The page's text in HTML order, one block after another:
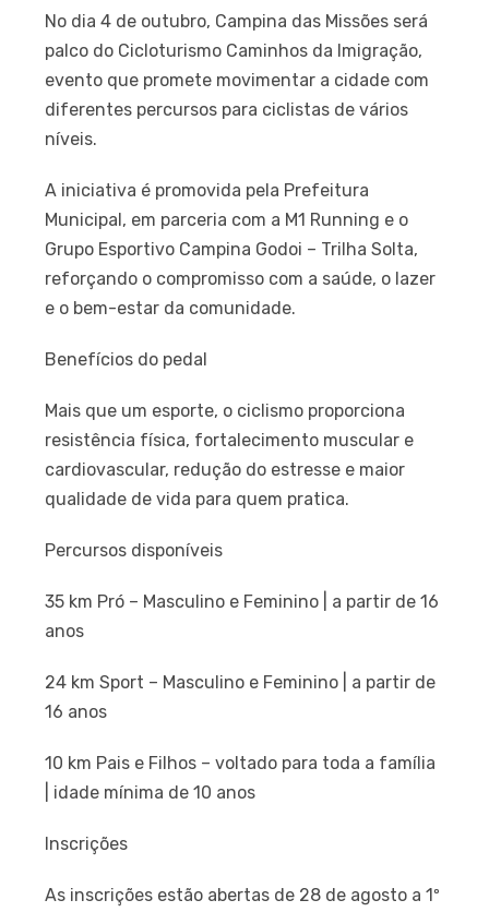
No dia 4 de outubro, Campina das Missões será
palco do Cicloturismo Caminhos da Imigração,
evento que promete movimentar a cidade com
diferentes percursos para ciclistas de vários
níveis.
A iniciativa é promovida pela Prefeitura
Municipal, em parceria com a M1 Running e o
Grupo Esportivo Campina Godoi – Trilha Solta,
reforçando o compromisso com a saúde, o lazer
e o bem-estar da comunidade.
Benefícios do pedal
Mais que um esporte, o ciclismo proporciona
resistência física, fortalecimento muscular e
cardiovascular, redução do estresse e maior
qualidade de vida para quem pratica.
Percursos disponíveis
35 km Pró – Masculino e Feminino | a partir de 16
anos
24 km Sport – Masculino e Feminino | a partir de
16 anos
10 km Pais e Filhos – voltado para toda a família
| idade mínima de 10 anos
Inscrições
As inscrições estão abertas de 28 de agosto a 1º